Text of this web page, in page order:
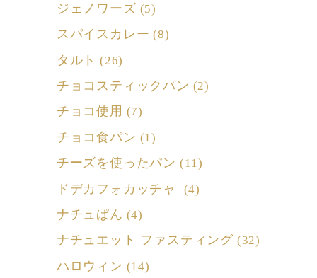
ジェノワーズ (5)
スパイスカレー (8)
タルト (26)
チョコスティックパン (2)
チョコ使用 (7)
チョコ食パン (1)
チーズを使ったパン (11)
ドデカフォカッチャ (4)
ナチュぱん (4)
ナチュエット ファスティング (32)
ハロウィン (14)